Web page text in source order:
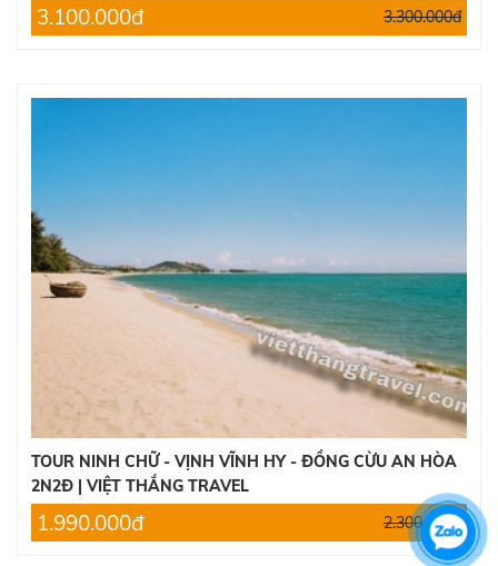
3.100.000đ 3.300.000đ
TOUR NINH CHỮ - VỊNH VĨNH HY - ĐỒNG CỪU AN HÒA
2N2Đ | VIỆT THẮNG TRAVEL
1.990.000đ 2.300.000đ